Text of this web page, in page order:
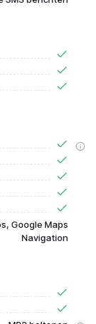
Google Maps
Navigation